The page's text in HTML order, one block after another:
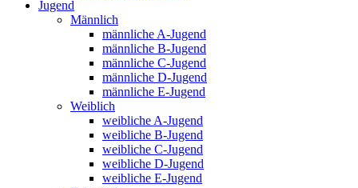
Jugend
Männlich
männliche A-Jugend
männliche B-Jugend
männliche C-Jugend
männliche D-Jugend
männliche E-Jugend
Weiblich
weibliche A-Jugend
weibliche B-Jugend
weibliche C-Jugend
weibliche D-Jugend
weibliche E-Jugend